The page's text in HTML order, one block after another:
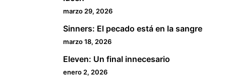
marzo 29, 2026
Sinners: El pecado está en la sangre
marzo 18, 2026
Eleven: Un final innecesario
enero 2, 2026